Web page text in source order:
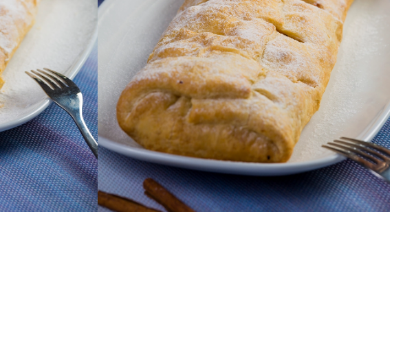
AGENDA DE CURSOS
ACESSO PARA PARCEIROS